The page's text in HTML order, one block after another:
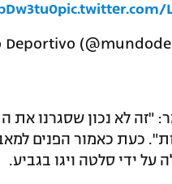
pic.twitter.com/
לא נכון שסגרנו את
ידי סלטה ויגו בגביע.